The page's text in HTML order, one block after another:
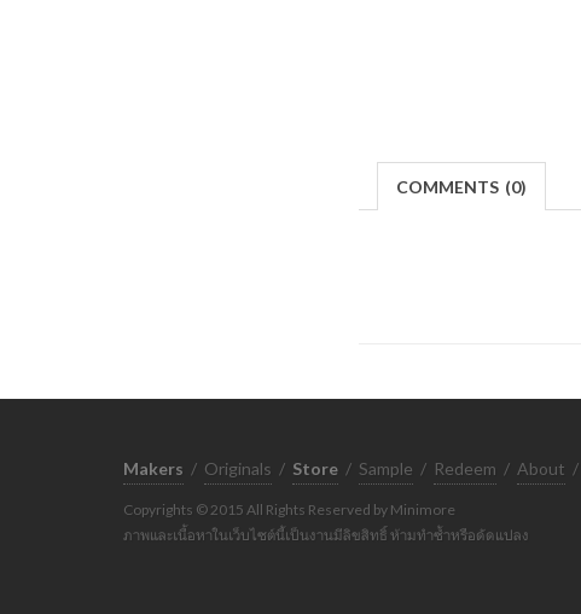
COMMENTS (0)
Makers / Originals / Store / Sample / Redeem / About /
Copyrights © 2015 All Rights Reserved by Minimore
ภาพและเนื้อหาในเว็บไซต์นี้เป็นงานมีลิขสิทธิ์ ห้ามทำซ้ำหรือดัดแปลง